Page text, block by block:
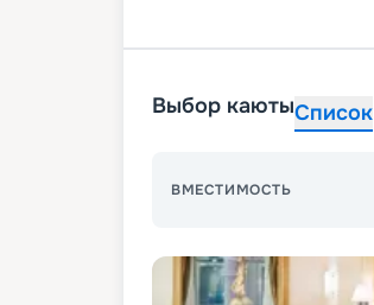
Выбор каютыСписок
ВМЕСТИМОСТЬ